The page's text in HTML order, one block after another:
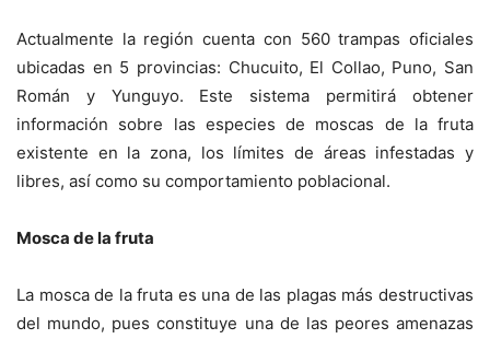
Actualmente la región cuenta con 560 trampas oficiales
ubicadas en 5 provincias: Chucuito, El Collao, Puno, San
Román y Yunguyo. Este sistema permitirá obtener
información sobre las especies de moscas de la fruta
existente en la zona, los límites de áreas infestadas y
libres, así como su comportamiento poblacional.
Mosca de la fruta
La mosca de la fruta es una de las plagas más destructivas
del mundo, pues constituye una de las peores amenazas